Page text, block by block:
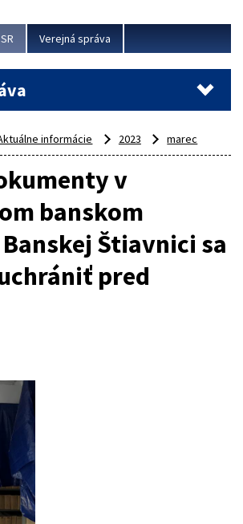
Verejná správa
informácie 2023 marec
v
banskom
Štiavnici sa
pred